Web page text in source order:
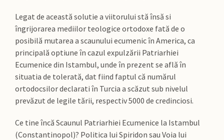
Legat de această solutie a viitorului stă însă si
îngrijorarea mediilor teologice ortodoxe fată de o
posibilă mutarea a scaunului ecumenic în America, ca
principală optiune în cazul expulzării Patriarhiei
Ecumenice din Istambul, unde în prezent se află în
situatia de tolerată, dat fiind faptul că numărul
ortodocsilor declarati în Turcia a scăzut sub nivelul
prevăzut de legile tării, respectiv 5000 de credinciosi.
Ce tine încă Scaunul Patriarhiei Ecumenice la Istambul
(Constantinopol)? Politica lui Spiridon sau Voia lui